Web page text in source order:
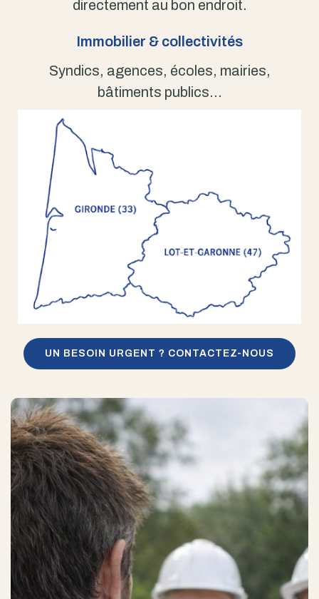
directement au bon endroit.
Immobilier & collectivités
Syndics, agences, écoles, mairies,
bâtiments publics…
UN BESOIN URGENT ? CONTACTEZ-NOUS